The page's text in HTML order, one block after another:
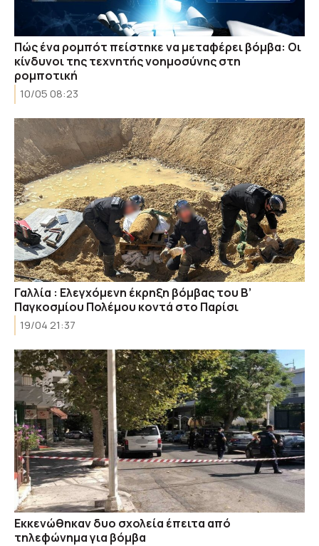
Πώς ένα ρομπότ πείστηκε να μεταφέρει βόμβα: Οι
κίνδυνοι της τεχνητής νοημοσύνης στη
ρομποτική
10/05 08:23
Γαλλία : Ελεγχόμενη έκρηξη βόμβας του Β’
Παγκοσμίου Πολέμου κοντά στο Παρίσι
19/04 21:37
Εκκενώθηκαν δυο σχολεία έπειτα από
τηλεφώνημα για βόμβα